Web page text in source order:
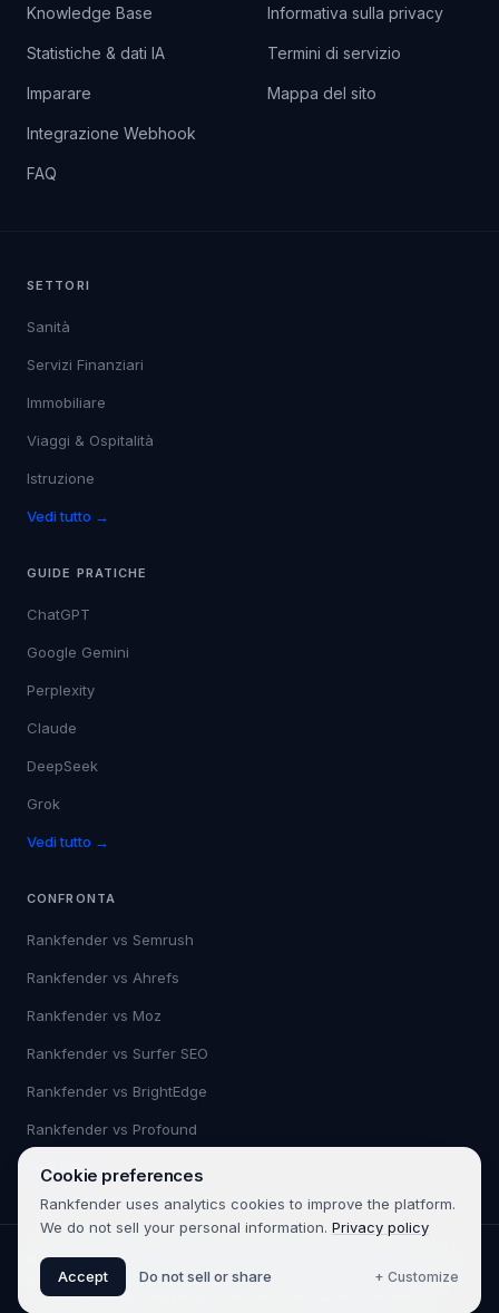
Knowledge Base
Statistiche & dati IA
Imparare
Integrazione Webhook
FAQ
Informativa sulla privacy
Termini di servizio
Mappa del sito
SETTORI
Sanità
Servizi Finanziari
Immobiliare
Viaggi & Ospitalità
Istruzione
Vedi tutto →
GUIDE PRATICHE
ChatGPT
Google Gemini
Perplexity
Claude
DeepSeek
Grok
Vedi tutto →
CONFRONTA
Rankfender vs Semrush
Rankfender vs Ahrefs
Rankfender vs Moz
Rankfender vs Surfer SEO
Rankfender vs BrightEdge
Rankfender vs Profound
Vedi tutto →
©2026Rankfender.
di 361SEO.
Informativa sulla privacy
Cookie preferences
Rankfender uses analytics cookies to improve the platform.
We do not sell your personal information. Privacy policy
Accept Do not sell or share + Customize